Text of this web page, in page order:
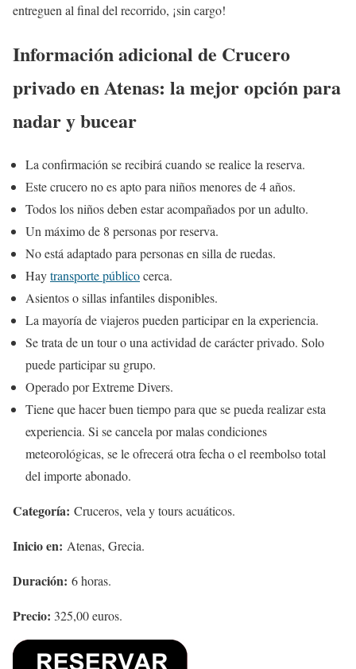
entreguen al final del recorrido, ¡sin cargo!
Información adicional de Crucero
privado en Atenas: la mejor opción para
nadar y bucear
La confirmación se recibirá cuando se realice la reserva.
Este crucero no es apto para niños menores de 4 años.
Todos los niños deben estar acompañados por un adulto.
Un máximo de 8 personas por reserva.
No está adaptado para personas en silla de ruedas.
Haytransporte públicocerca.
Asientos o sillas infantiles disponibles.
La mayoría de viajeros pueden participar en la experiencia.
Se trata de un tour o una actividad de carácter privado. Solo
puede participar su grupo.
Operado por Extreme Divers.
Tiene que hacer buen tiempo para que se pueda realizar esta
experiencia. Si se cancela por malas condiciones
meteorológicas, se le ofrecerá otra fecha o el reembolso total
del importe abonado.
Categoría: Cruceros, vela y tours acuáticos.
Inicio en: Atenas, Grecia.
Duración: 6 horas.
Precio: 325,00 euros.